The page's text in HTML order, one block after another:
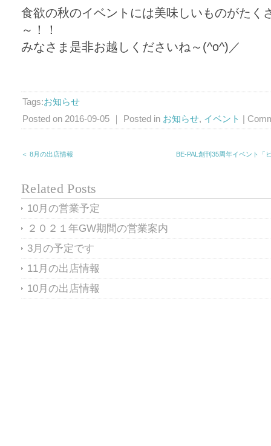
食欲の秋のイベントには美味しいものがたく
～！！
みなさま是非お越しくださいね～(^o^)／
Tags:お知らせ
Posted on 2016-09-05 ｜ Posted in お知らせ, イベント |
＜ 8月の出店情報 BE-PAL創刊35周年イベント「
Related Posts
10月の営業予定
２０２１年GW期間の営業案内
3月の予定です
11月の出店情報
10月の出店情報